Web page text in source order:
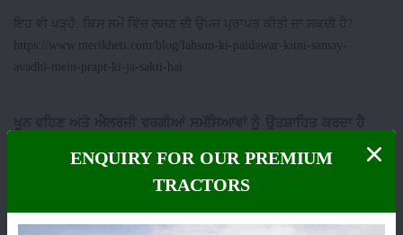
ਇਹ ਵੀ ਪੜ੍ਹੋ: ਕਿਸ ਸਮੇਂ ਵਿੱਚ ਲਸਣ ਦੀ ਉਪਜ ਪ੍ਰਾਪਤ ਕੀਤੀ ਜਾ ਸਕਦੀ ਹੈ?
https://www.merikheti.com/blog/lahsun-ki-paidawar-kitni-samay-
avadhi-mein-prapt-ki-ja-sakti-hai
ਰੋਜ਼ਾਨਾ ਲਸਣ ਦਾ ਸੇਵਨ ਕਰਨ ਵਾਲਿਆਂ ਨੂੰ ਖੂਨ ਵਹਿਣ ਵਰਗੀ ਸਮੱਸਿਆ ਦਾ
ਕਰਨੀ ਚਾਹੀਦੀ। ਜੇਕਰ ਕਿਸੇ ਵਿਅਕਤੀ ਨੂੰ ਪਹਿਲਾਂ ਤੋਂ ਹੀ ਐਲਰਜੀ ਹੈ ਤਾਂ ਉਹ ਹੈਲਥ
ਕੰਸਲਟੈਂਟ ਦੀ ਸਲਾਹ ਲੈ ਕੇ ਲਸਣ ਦੀ ਵਰਤੋਂ ਕਰ ਸਕਦਾ ਹੈ।
ENQUIRY FOR OUR PREMIUM
TRACTORS